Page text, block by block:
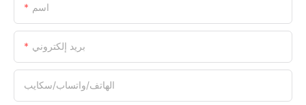
اسم
بريد إلكتروني
الهاتف/واتساب/سكايب